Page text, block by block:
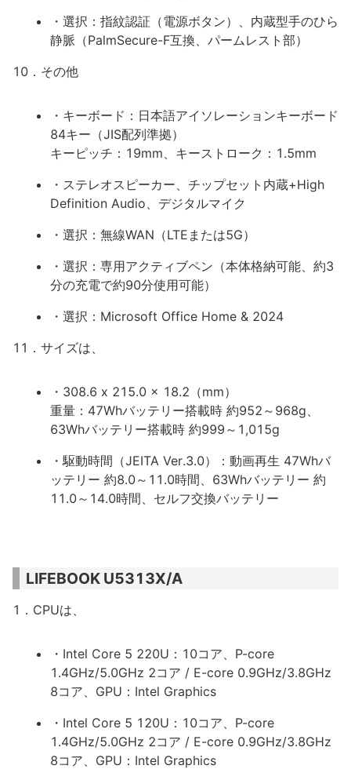
・選択：指紋認証（電源ボタン）、内蔵型手のひら
静脈（PalmSecure-F互換、パームレスト部）
10．その他
・キーボード：日本語アイソレーションキーボード
84キー（JIS配列準拠）
キーピッチ：19mm、キーストローク：1.5mm
・ステレオスピーカー、チップセット内蔵+High
Definition Audio、デジタルマイク
・選択：無線WAN（LTEまたは5G）
・選択：専用アクティブペン（本体格納可能、約3
分の充電で約90分使用可能）
・選択：Microsoft Office Home & 2024
11．サイズは、
・308.6 x 215.0 x 18.2（mm）
重量：47Whバッテリー搭載時 約952～968g、
63Whバッテリー搭載時 約999～1,015g
・駆動時間（JEITA Ver.3.0）：動画再生 47Whバ
ッテリー 約8.0～11.0時間、63Whバッテリー 約
11.0～14.0時間、セルフ交換バッテリー
LIFEBOOK U5313X/A
1．CPUは、
・Intel Core 5 220U：10コア、P-core
1.4GHz/5.0GHz 2コア / E-core 0.9GHz/3.8GHz
8コア、GPU：Intel Graphics
・Intel Core 5 120U：10コア、P-core
1.4GHz/5.0GHz 2コア / E-core 0.9GHz/3.8GHz
8コア、GPU：Intel Graphics